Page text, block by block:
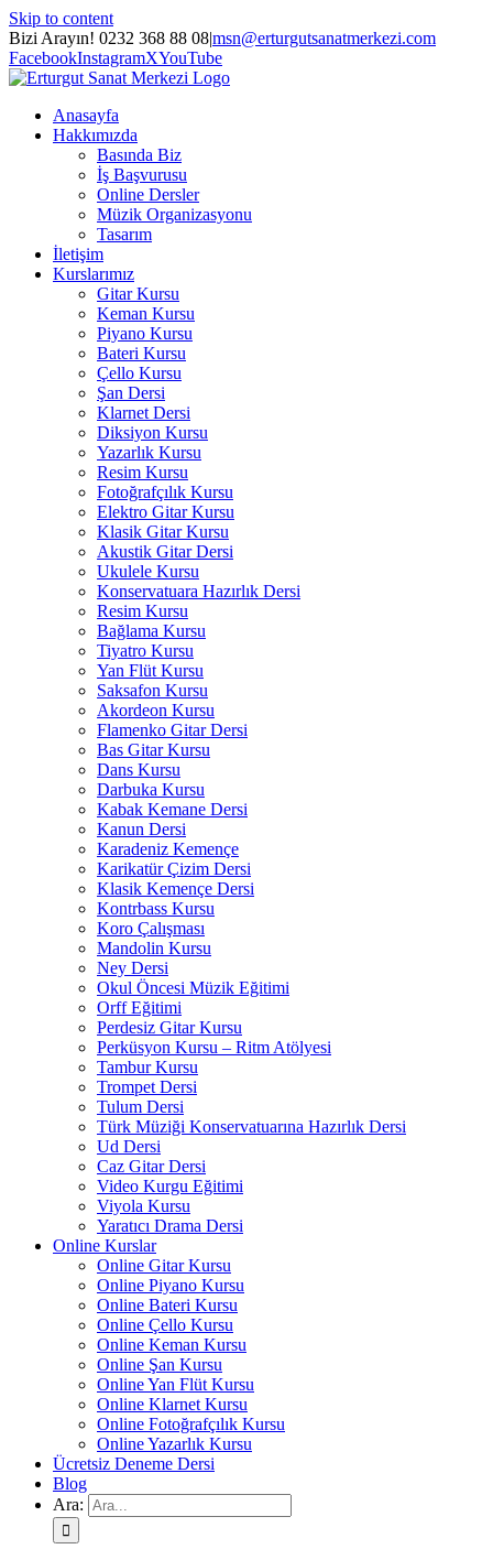
Skip to content
Bizi Arayın! 0232 368 88 08|msn@erturgutsanatmerkezi.com
FacebookInstagramXYouTube
Anasayfa
Hakkımızda
Basında Biz
İş Başvurusu
Online Dersler
Müzik Organizasyonu
Tasarım
İletişim
Kurslarımız
Gitar Kursu
Keman Kursu
Piyano Kursu
Bateri Kursu
Çello Kursu
Şan Dersi
Klarnet Dersi
Diksiyon Kursu
Yazarlık Kursu
Resim Kursu
Fotoğrafçılık Kursu
Elektro Gitar Kursu
Klasik Gitar Kursu
Akustik Gitar Dersi
Ukulele Kursu
Konservatuara Hazırlık Dersi
Resim Kursu
Bağlama Kursu
Tiyatro Kursu
Yan Flüt Kursu
Saksafon Kursu
Akordeon Kursu
Flamenko Gitar Dersi
Bas Gitar Kursu
Dans Kursu
Darbuka Kursu
Kabak Kemane Dersi
Kanun Dersi
Karadeniz Kemençe
Karikatür Çizim Dersi
Klasik Kemençe Dersi
Kontrbass Kursu
Koro Çalışması
Mandolin Kursu
Ney Dersi
Okul Öncesi Müzik Eğitimi
Orff Eğitimi
Perdesiz Gitar Kursu
Perküsyon Kursu – Ritm Atölyesi
Tambur Kursu
Trompet Dersi
Tulum Dersi
Türk Müziği Konservatuarına Hazırlık Dersi
Ud Dersi
Caz Gitar Dersi
Video Kurgu Eğitimi
Viyola Kursu
Yaratıcı Drama Dersi
Online Kurslar
Online Gitar Kursu
Online Piyano Kursu
Online Bateri Kursu
Online Çello Kursu
Online Keman Kursu
Online Şan Kursu
Online Yan Flüt Kursu
Online Klarnet Kursu
Online Fotoğrafçılık Kursu
Online Yazarlık Kursu
Ücretsiz Deneme Dersi
Blog
Ara: